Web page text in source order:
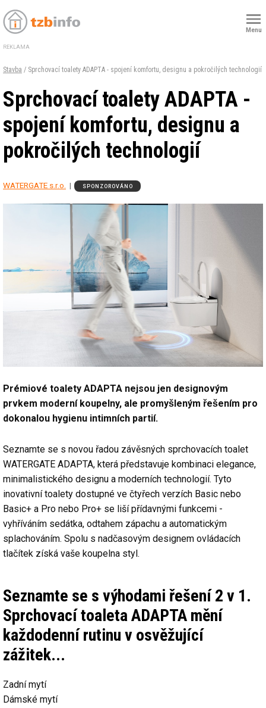
Menu
REKLAMA
Stavba / Sprchovací toalety ADAPTA - spojení komfortu, designu a pokročilých technologií
Sprchovací toalety ADAPTA -
spojení komfortu, designu a
pokročilých technologií
WATERGATE s.r.o. SPONZOROVÁNO
Prémiové toalety ADAPTA nejsou jen designovým
prvkem moderní koupelny, ale promyšleným řešením pro
dokonalou hygienu intimních partií.
Seznamte se s novou řadou závěsných sprchovacích toalet
WATERGATE ADAPTA, která představuje kombinaci elegance,
minimalistického designu a moderních technologií. Tyto
inovativní toalety dostupné ve čtyřech verzích Basic nebo
Basic+ a Pro nebo Pro+ se liší přídavnými funkcemi -
vyhříváním sedátka, odtahem zápachu a automatickým
splachováním. Spolu s nadčasovým designem ovládacích
tlačítek získá vaše koupelna styl.
Seznamte se s výhodami řešení 2 v 1.
Sprchovací toaleta ADAPTA mění
každodenní rutinu v osvěžující
zážitek...
Zadní mytí
Dámské mytí